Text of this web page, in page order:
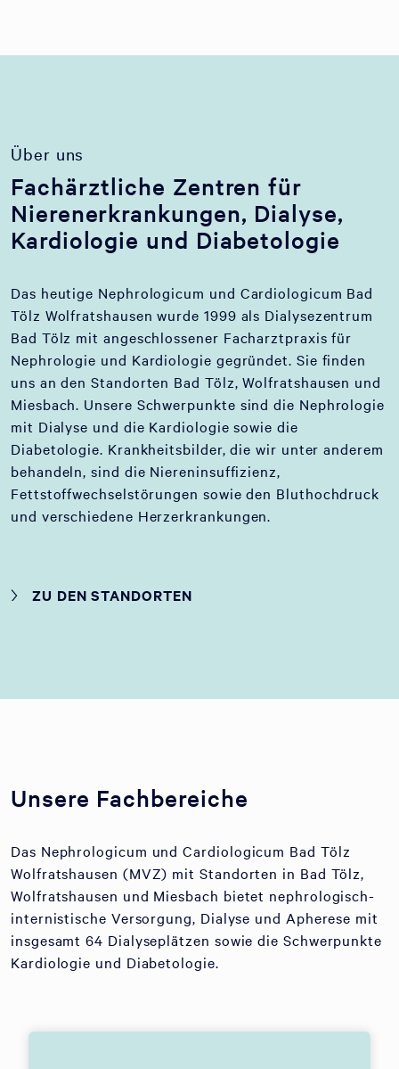
Über uns
Fachärztliche Zentren für
Nierenerkrankungen, Dialyse,
Kardiologie und Diabetologie
Das heutige Nephrologicum und Cardiologicum Bad
Tölz Wolfratshausen wurde 1999 als Dialysezentrum
Bad Tölz mit angeschlossener Facharztpraxis für
Nephrologie und Kardiologie gegründet. Sie finden
uns an den Standorten Bad Tölz, Wolfratshausen und
Miesbach. Unsere Schwerpunkte sind die Nephrologie
mit Dialyse und die Kardiologie sowie die
Diabetologie. Krankheitsbilder, die wir unter anderem
behandeln, sind die Niereninsuffizienz,
Fettstoffwechselstörungen sowie den Bluthochdruck
und verschiedene Herzerkrankungen.
ZU DEN STANDORTEN
Unsere Fachbereiche
Das Nephrologicum und Cardiologicum Bad Tölz
Wolfratshausen (MVZ) mit Standorten in Bad Tölz,
Wolfratshausen und Miesbach bietet nephrologisch-
internistische Versorgung, Dialyse und Apherese mit
insgesamt 64 Dialyseplätzen sowie die Schwerpunkte
Kardiologie und Diabetologie.